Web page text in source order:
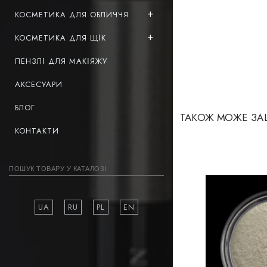
КОСМЕТИКА ДЛЯ ОБЛИЧЧЯ
КОСМЕТИКА ДЛЯ ЩІК
ПЕНЗЛІ ДЛЯ МАКІЯЖУ
АКСЕСУАРИ
БЛОГ
КОНТАКТИ
UA RU PL EN
ТАКОЖ МОЖЕ